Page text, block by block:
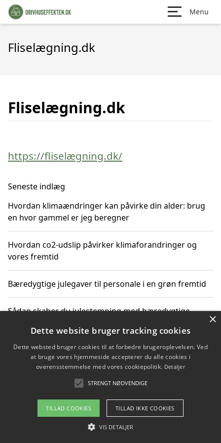
Menu
Fliselægning.dk
Fliselægning.dk
https://fliselægning.dk/
Seneste indlæg
Hvordan klimaændringer kan påvirke din alder: brug
en hvor gammel er jeg beregner
Hvordan co2-udslip påvirker klimaforandringer og
vores fremtid
Bæredygtige julegaver til personale i en grøn fremtid
Sådan skaber du julestemning med bæredygtige
Sådan skaber du et bæredygtigt hjem med familien i
Copyright 2026 - Pilanto Aps
Om / kontakt
×
Dette website bruger tracking cookies
Dette websted bruger cookies til at forbedre brugeroplevelsen. Ved
at bruge vores hjemmeside accepterer du alle cookies i
overensstemmelse med vores cookiepolitik. Detaljer
STRENGT NØDVENDIGE
TILLAD COOKIES TILLAD IKKE COOKIES
VIS DETALJER